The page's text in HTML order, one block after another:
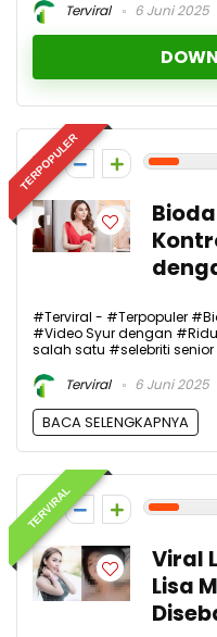
Terviral
6 Juni 2025
TERPOPULER
1
#Terviral - #Terpopuler
#Video Syur dengan
salah satu #selebriti
Terviral
6 Juni 2025
BACA SELENGKAPNYA
TERVIRAL
1
Viral
Lisa